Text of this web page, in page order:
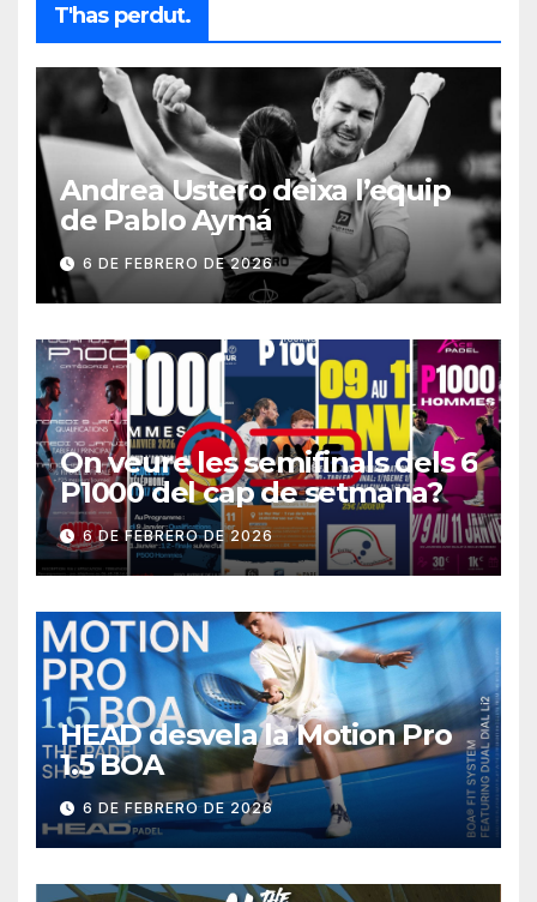
T'has perdut.
Andrea Ustero deixa l’equip
de Pablo Aymá
6 DE FEBRERO DE 2026
On veure les semifinals dels 6
P1000 del cap de setmana?
6 DE FEBRERO DE 2026
HEAD desvela la Motion Pro
1.5 BOA
6 DE FEBRERO DE 2026